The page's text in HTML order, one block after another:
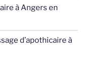
à Angers en
d’apothicaire à